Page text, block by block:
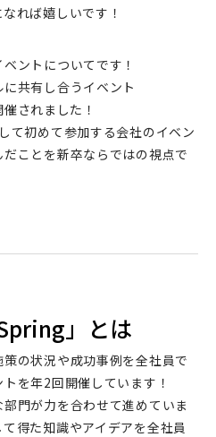
れば嬉しいです！
ントについてです！
共有し合うイベント
されました！
て初めて参加する会社のイベン
ことを新卒ならではの視点で
」とは
の状況や成功事例を全社員で
を年2回開催しています！
門が力を合わせて進めていま
得た知識やアイデアを全社員